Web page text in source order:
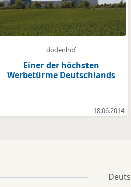
dodenhof
Einer der höchsten
Werbetürme Deutschlands
18.06.2014